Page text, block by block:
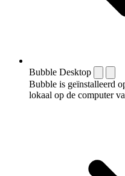
Bubble Desktop
Bubble is geïnstalleerd
lokaal op de computer